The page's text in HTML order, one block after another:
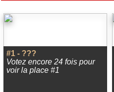
#1 - ???
Votez encore 24 fois pour
voir la place #1